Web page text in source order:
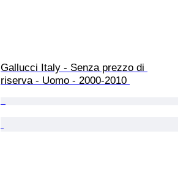
Gallucci Italy - Senza prezzo di
riserva - Uomo - 2000-2010